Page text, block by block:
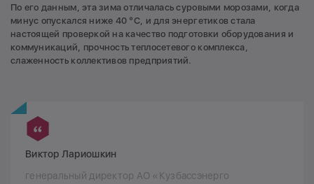
По его данным, эта зима отличалась суровыми морозами, когда
минус опускался ниже 40 °С, и для энергетиков стала
настоящей проверкой на качество подготовки оборудования и
коммуникаций, прочность теплосетевого комплекса,
слаженность коллективов предприятий.
Виктор Лариошкин
генеральный директор АО «Кузбассэнерго